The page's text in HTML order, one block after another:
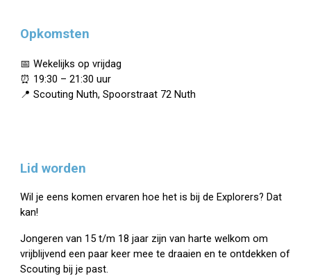
Opkomsten
📅 Wekelijks op vrijdag
⏰ 19:30 –21:30 uur
📍 Scouting Nuth, Spoorstraat 72 Nuth
Lid worden
Wil je eens komen ervaren hoe het is bij de Explorers?Dat
kan!
Jongeren van 15 t/m 18 jaar zijn van harte welkom om
vrijblijvend een paar keer mee te draaien en te ontdekken of
Scouting bij je past.